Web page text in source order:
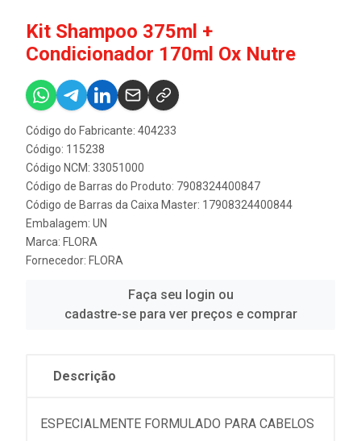
Kit Shampoo 375ml +
Condicionador 170ml Ox Nutre
Código do Fabricante: 404233
Código: 115238
Código NCM: 33051000
Código de Barras do Produto: 7908324400847
Código de Barras da Caixa Master: 17908324400844
Embalagem: UN
Marca: FLORA
Fornecedor: FLORA
Faça seu login ou
cadastre-se para ver preços e comprar
Descrição
ESPECIALMENTE FORMULADO PARA CABELOS